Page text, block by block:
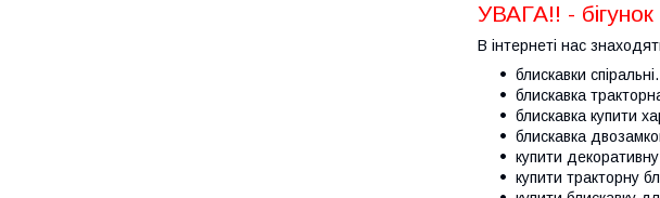
УВАГА!! -
В інтернеті нас
блискавки спіральні.
блискавка
блискавка купити
блискавка
купити
купити тракторну